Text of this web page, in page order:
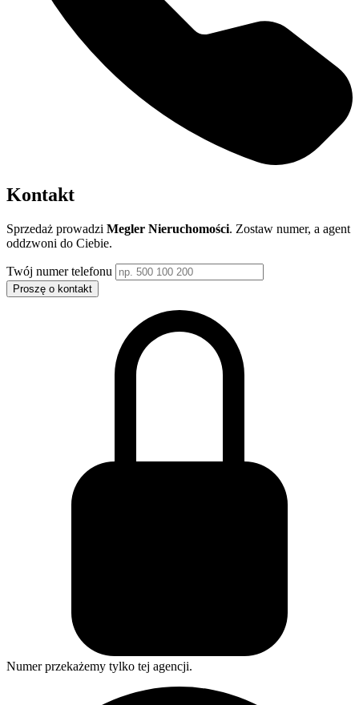
Kontakt
Sprzedaż prowadzi Megler Nieruchomości. Zostaw numer, a agent
oddzwoni do Ciebie.
Twój numer telefonu
Proszę o kontakt
Numer przekażemy tylko tej agencji.